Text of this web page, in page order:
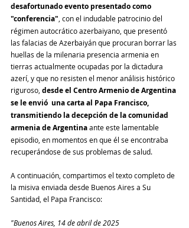
desafortunado evento presentado como
"conferencia" , con el indudable patrocinio del
régimen autocrático azerbaiyano, que presentó
las falacias de Azerbaiyán que procuran borrar las
huellas de la milenaria presencia armenia en
tierras actualmente ocupadas por la dictadura
azerí, y que no resisten el menor análisis histórico
riguroso, desde el Centro Armenio de Argentina
se le envió  una carta al Papa Francisco,
transmitiendo la decepción de la comunidad
armenia de Argentina ante este lamentable
episodio, en momentos en que él se encontraba
recuperándose de sus problemas de salud.
A continuación, compartimos el texto completo de
la misiva enviada desde Buenos Aires a Su
Santidad, el Papa Francisco:
"Buenos Aires, 14 de abril de 2025